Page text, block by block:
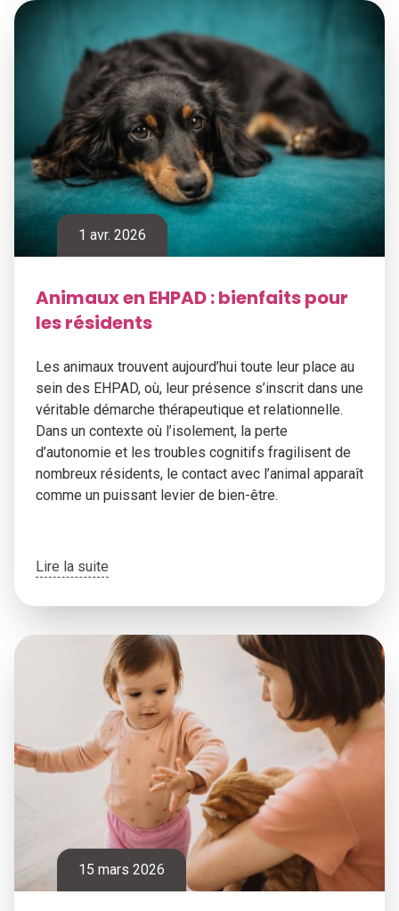
1 avr. 2026
Animaux en EHPAD : bienfaits pour
les résidents
Les animaux trouvent aujourd’hui toute leur place au
sein des EHPAD, où, leur présence s’inscrit dans une
véritable démarche thérapeutique et relationnelle.
Dans un contexte où l’isolement, la perte
d’autonomie et les troubles cognitifs fragilisent de
nombreux résidents, le contact avec l’animal apparaît
comme un puissant levier de bien-être.
Lire la suite
15 mars 2026